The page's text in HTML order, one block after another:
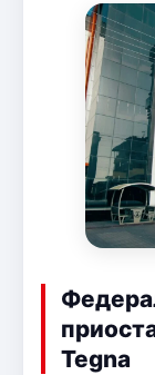
Tegna